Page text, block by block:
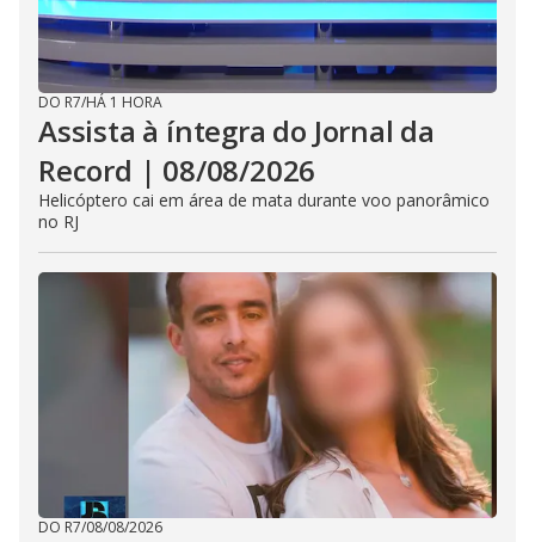
DO R7/HÁ 1 HORA
Assista à íntegra do Jornal da
Record | 08/08/2026
Helicóptero cai em área de mata durante voo panorâmico
no RJ
DO R7/08/08/2026